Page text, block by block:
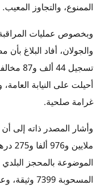
الممنوع، والتجاوز المعيب.
وبخصوص عمليات
والجولان، أفاد البلاغ
غرامة صلحية.
المسحوبة